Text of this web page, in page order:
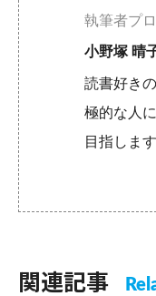
執筆者プ
小野塚 晴
読書好き
極的な人
目指します
関連記事